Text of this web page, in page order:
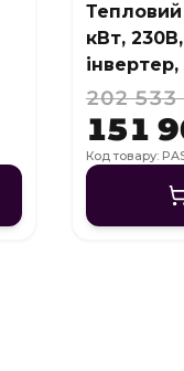
Тепловий
кВт,
інвертер,
202 533
151
Код товару: